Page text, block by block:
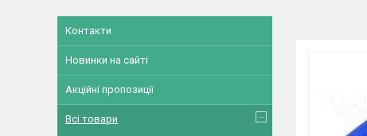
Контакти
Новинки на сайті
Акційні пропозиції
Всі товари